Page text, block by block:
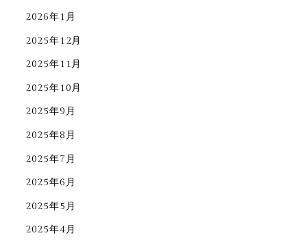
2026年1月
2025年12月
2025年11月
2025年10月
2025年9月
2025年8月
2025年7月
2025年6月
2025年5月
2025年4月